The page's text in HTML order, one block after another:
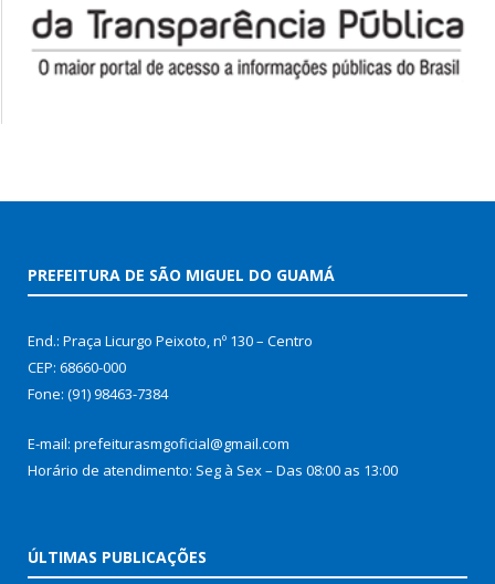
PREFEITURA DE SÃO MIGUEL DO GUAMÁ
End.: Praça Licurgo Peixoto, nº 130 – Centro
CEP: 68660-000
Fone: (91) 98463-7384
E-mail: prefeiturasmgoficial@gmail.com
Horário de atendimento: Seg à Sex – Das 08:00 as 13:00
ÚLTIMAS PUBLICAÇÕES